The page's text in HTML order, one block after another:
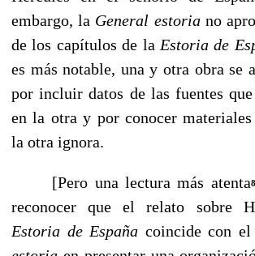
embargo, la General estoria no
de los capítulos de la Estoria de
es más notable, una y otra obra se
por incluir datos de las fuentes
en la otra y por conocer
la otra ignora.
[Pero una lectura más atenta
reconocer que el relato sobre
Estoria de España coincide con